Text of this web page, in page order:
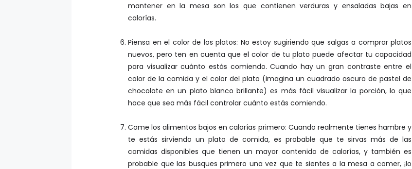
mantener en la mesa son los que contienen verduras y ensaladas bajas en
calorías.
Piensa en el color de los platos: No estoy sugiriendo que salgas a comprar platos
nuevos, pero ten en cuenta que el color de tu plato puede afectar tu capacidad
para visualizar cuánto estás comiendo. Cuando hay un gran contraste entre el
color de la comida y el color del plato (imagina un cuadrado oscuro de pastel de
chocolate en un plato blanco brillante) es más fácil visualizar la porción, lo que
hace que sea más fácil controlar cuánto estás comiendo.
Come los alimentos bajos en calorías primero: Cuando realmente tienes hambre y
te estás sirviendo un plato de comida, es probable que te sirvas más de las
comidas disponibles que tienen un mayor contenido de calorías, y también es
probable que las busques primero una vez que te sientes a la mesa a comer, ¡lo